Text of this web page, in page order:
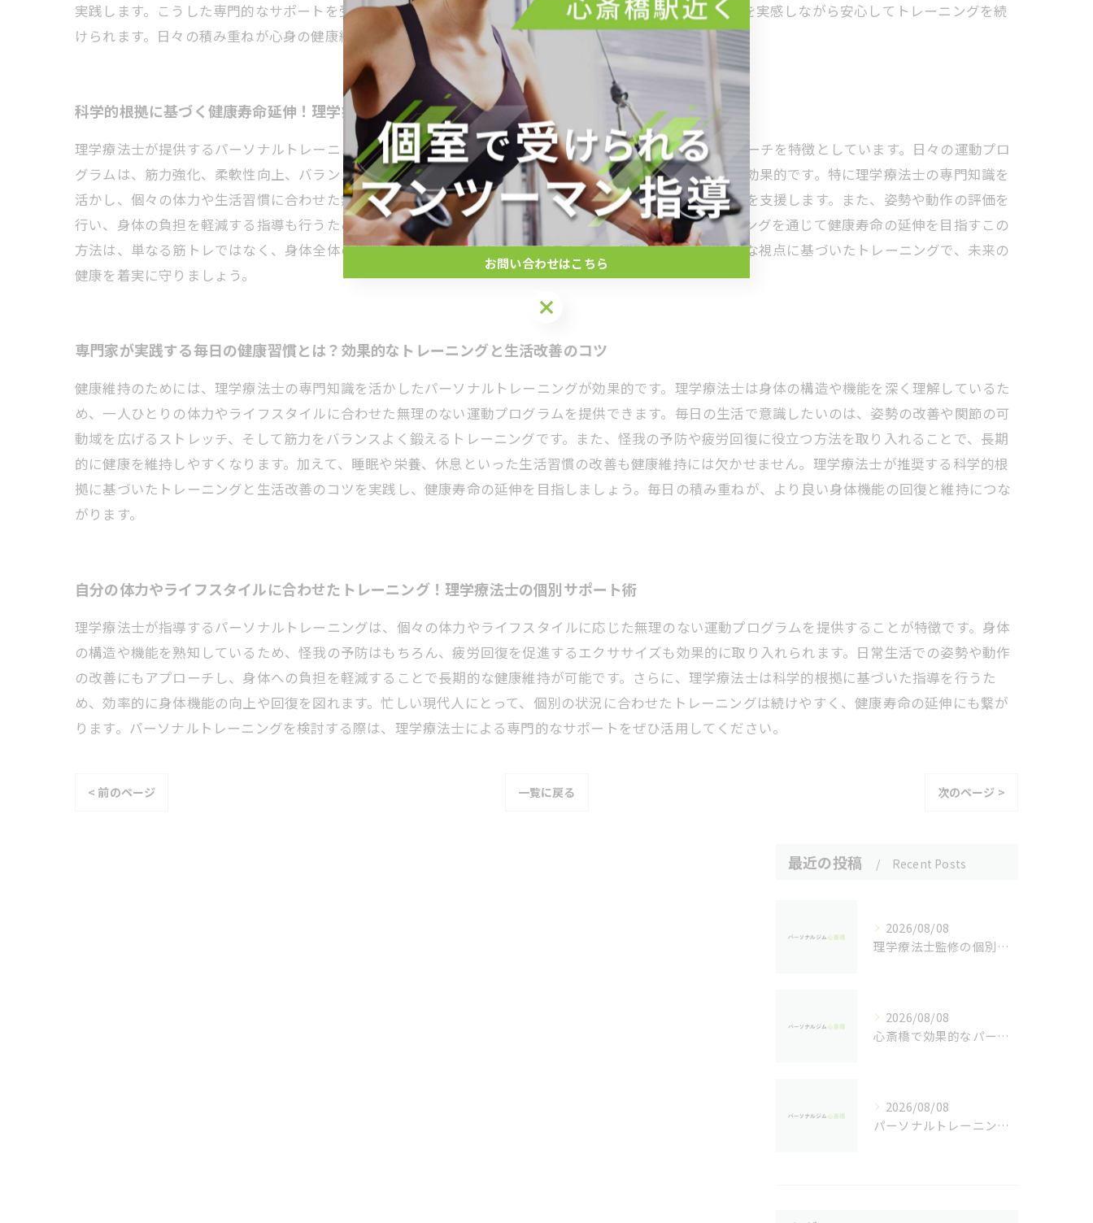
実践します。こうした専門的なサポートを受けることで、健康寿命の延伸にもつながり、自身の身体の変化を実感しながら安心してトレーニングを続
けられます。日々の積み重ねが心身の健康維持に欠かせないポイントです。
科学的根拠に基づく健康寿命延伸！理学療法士のパーソナルトレーニングで変わる未来
理学療法士が提供するパーソナルトレーニングは、身体の機能回復と健康維持に科学的根拠を持ったアプローチを特徴としています。日々の運動プロ
グラムは、筋力強化、柔軟性向上、バランス感覚の改善を中心に構成されており、怪我の予防や疲労回復に効果的です。特に理学療法士の専門知識を
活かし、個々の体力や生活習慣に合わせた無理のない運動を提案することで、継続しやすい健康習慣の形成を支援します。また、姿勢や動作の評価を
行い、身体の負担を軽減する指導も行うため、慢性的な痛みの予防にもつながります。パーソナルトレーニングを通じて健康寿命の延伸を目指すこの
方法は、単なる筋トレではなく、身体全体の機能向上を促す総合的なプログラムです。理学療法士の専門的な視点に基づいたトレーニングで、未来の
健康を着実に守りましょう。
専門家が実践する毎日の健康習慣とは？効果的なトレーニングと生活改善のコツ
健康維持のためには、理学療法士の専門知識を活かしたパーソナルトレーニングが効果的です。理学療法士は身体の構造や機能を深く理解しているた
め、一人ひとりの体力やライフスタイルに合わせた無理のない運動プログラムを提供できます。毎日の生活で意識したいのは、姿勢の改善や関節の可
動域を広げるストレッチ、そして筋力をバランスよく鍛えるトレーニングです。また、怪我の予防や疲労回復に役立つ方法を取り入れることで、長期
的に健康を維持しやすくなります。加えて、睡眠や栄養、休息といった生活習慣の改善も健康維持には欠かせません。理学療法士が推奨する科学的根
拠に基づいたトレーニングと生活改善のコツを実践し、健康寿命の延伸を目指しましょう。毎日の積み重ねが、より良い身体機能の回復と維持につな
がります。
自分の体力やライフスタイルに合わせたトレーニング！理学療法士の個別サポート術
理学療法士が指導するパーソナルトレーニングは、個々の体力やライフスタイルに応じた無理のない運動プログラムを提供することが特徴です。身体
の構造や機能を熟知しているため、怪我の予防はもちろん、疲労回復を促進するエクササイズも効果的に取り入れられます。日常生活での姿勢や動作
の改善にもアプローチし、身体への負担を軽減することで長期的な健康維持が可能です。さらに、理学療法士は科学的根拠に基づいた指導を行うた
め、効率的に身体機能の向上や回復を図れます。忙しい現代人にとって、個別の状況に合わせたトレーニングは続けやすく、健康寿命の延伸にも繋が
ります。パーソナルトレーニングを検討する際は、理学療法士による専門的なサポートをぜひ活用してください。
< 前のページ 一覧に戻る 次のページ >
最近の投稿 Recent Posts
2026/08/08
理学療法士監修の個別トレーニングで体の悩みを根本改善する方法
2026/08/08
心斎橋で効果的なパーソナルトレーニング法
2026/08/08
パーソナルトレーニングで自己挑戦するなら心斎橋駅近周辺で失敗しない選び方ガイド
お問い合わせはこちら